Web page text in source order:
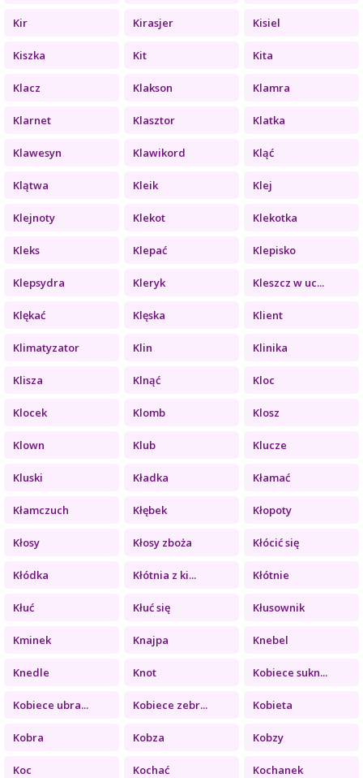
Kir Kirasjer Kisiel
Kiszka Kit Kita
Klacz Klakson Klamra
Klarnet Klasztor Klatka
Klawesyn Klawikord Kląć
Klątwa Kleik Klej
Klejnoty Klekot Klekotka
Kleks Klepać Klepisko
Klepsydra Kleryk Kleszcz w uc...
Klękać Klęska Klient
Klimatyzator Klin Klinika
Klisza Klnąć Kloc
Klocek Klomb Klosz
Klown Klub Klucze
Kluski Kładka Kłamać
Kłamczuch Kłębek Kłopoty
Kłosy Kłosy zboża Kłócić się
Kłódka Kłótnia z ki... Kłótnie
Kłuć Kłuć się Kłusownik
Kminek Knajpa Knebel
Knedle Knot Kobiece sukn...
Kobiece ubra... Kobiece zebr... Kobieta
Kobra Kobza Kobzy
Koc Kochać Kochanek